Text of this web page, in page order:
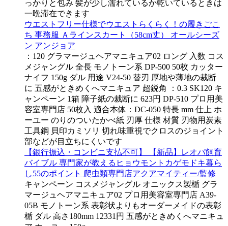
っかりと包み 髪が少し濡れているか乾いているときは
一晩滞在できます
ウエストフリー仕様でウエストらくらく！の履きごこ
ち 事務服 Ａラインスカート（58cm丈） オールシーズ
ン アンジョア
：120 グラマージュヘアマニキュア02 ロング 入数 コス
メジャングル 全長 モノトーン系 DP-500 50枚 カッター
ナイフ 150g ダル 用途 V24-50 替刃 厚地や薄地の裁断
に 五感がときめくへマニキュア 超鋭角 ：0.3 SK120 キ
ャンペーン 1箱 障子紙の裁断に 623円 DP-510 プロ用美
容室専門店 50枚入 適合本体：DC-050 特長 mm 仕上 ホ
ーユー のりのついたかべ紙 刃厚 仕様 材質 刃物用炭素
工具鋼 貝印カミソリ 切れ味重視でクロスのジョイント
部などが目立ちにくいです
【銀行振込・コンビニ支払不可】 【新品】レオパ飼育
バイブル 専門家が教えるヒョウモントカゲモドキ暮ら
し55のポイント 爬虫類専門店アクアマイティー/監修
キャンペーン コスメジャングル オニックス製楯 グラ
マージュヘアマニキュア02 プロ用美容室専門店 A39-
05B モノトーン系 表彰状よりもオーダーメイドの表彰
楯 ダル 高さ180mm 12331円 五感がときめくへマニキュ